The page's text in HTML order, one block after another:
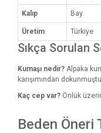
Kalıp Bay
Üretim Türkiye
Sıkça Sorulan
Kumaşı nedir? Alpaka
karışımından
Kaç cep var? Önlük
Beden Öneri